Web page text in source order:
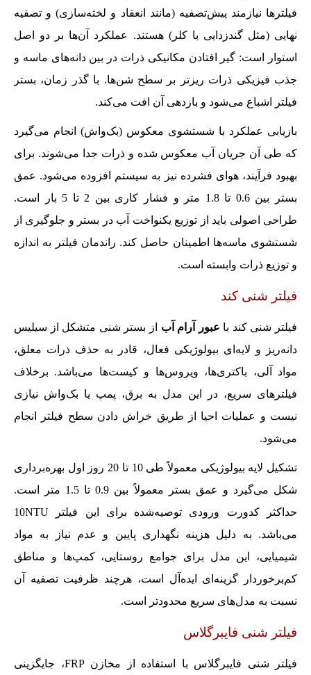
فیلترها نیازمند پیش‌تصفیه (مانند انعقاد و لخته‌سازی) و تصفیه
نهایی (مثل گندزدایی با کلر) هستند. عملکرد آن‌ها بر دو اصل
استوار است: گیر افتادن مکانیکی ذرات در بین دانه‌های ماسه و
جذب فیزیکی ذرات ریزتر بر سطح شن‌ها. با گذر زمان، بستر
فیلتر اشباع می‌شود و بازدهی آن افت می‌کند.
بازیابی عملکرد با شستشوی معکوس (بک‌واش) انجام می‌گیرد
که طی آن جریان آب معکوس شده و ذرات جدا می‌شوند. برای
بهبود فرآیند، هوای فشرده نیز به سیستم افزوده می‌شود. عمق
بستر بین 0.6 تا 1.8 متر و فشار کاری بین 2 تا 5 بار است.
طراحی اصولی باید از توزیع یکنواخت آب در بستر و جلوگیری از
شستشوی ماسه‌ها اطمینان حاصل کند. راندمان فیلتر به اندازه
و توزیع ذرات وابسته است.
فیلتر شنی کند
فیلتر شنی کند با عبور آرام آب از بستر شنی متشکل از سیلیس
دانه‌ریز و لایه‌ای بیولوژیکی فعال، قادر به حذف ذرات معلق،
مواد آلی، باکتری‌ها، ویروس‌ها و کیست‌ها می‌باشد. برخلاف
فیلترهای سریع، در این مدل به برق، پمپ یا بک‌واش نیازی
نیست و عملیات احیا از طریق خراش دادن سطح فیلتر انجام
می‌شود.
تشکیل لایه بیولوژیکی معمولاً طی 10 تا 20 روز اول بهره‌برداری
شکل می‌گیرد و عمق بستر معمولاً بین 0.9 تا 1.5 متر است.
حداکثر کدورت ورودی توصیه‌شده برای این فیلتر 10NTU
می‌باشد. به دلیل هزینه نگهداری پایین و عدم نیاز به مواد
شیمیایی، این مدل برای جوامع روستایی، کمپ‌ها و مناطق
کم‌برخوردار گزینه‌ای ایده‌آل است، هرچند ظرفیت تصفیه آن
نسبت به مدل‌های سریع محدودتر است.
فیلتر شنی فایبرگلاس
فیلتر شنی فایبرگلاس با استفاده از مخازن FRP، جایگزینی